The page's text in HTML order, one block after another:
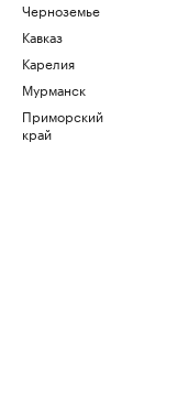
Черноземье
Кавказ
Карелия
Мурманск
Приморский
край